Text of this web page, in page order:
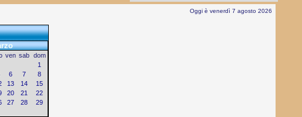
Oggi è venerdì 7 agosto 2026
ven sab dom
1
6 7
8
13 14
15
20 21
22
27 28
29